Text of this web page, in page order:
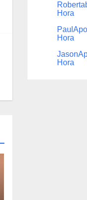
Hora
Hora
Hora